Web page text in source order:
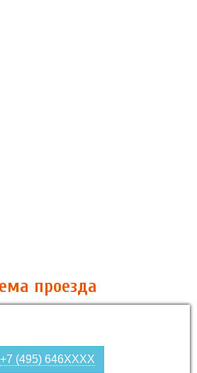
проезда
+7 (495) 646XXXX